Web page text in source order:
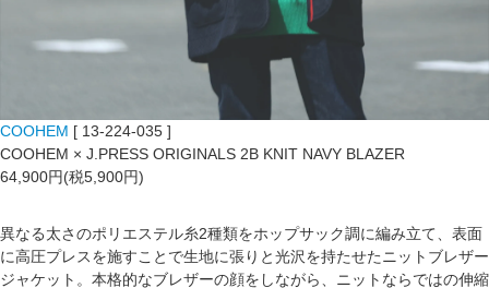
COOHEM [ 13-224-035 ]
COOHEM × J.PRESS ORIGINALS 2B KNIT NAVY BLAZER
64,900円(税5,900円)
異なる太さのポリエステル糸2種類をホップサック調に編み立て、表面
に高圧プレスを施すことで生地に張りと光沢を持たせたニットブレザー
ジャケット。本格的なブレザーの顔をしながら、ニットならではの伸縮